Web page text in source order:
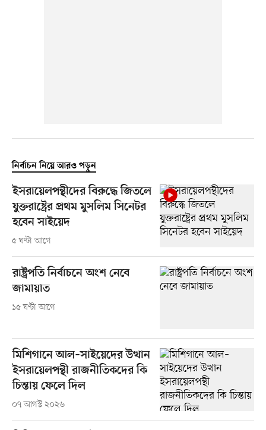
নির্বাচন নিয়ে আরও পড়ুন
ইসরায়েলপন্থীদের বিরুদ্ধে জিতলে
যুক্তরাষ্ট্রের প্রথম মুসলিম সিনেটর
হবেন সাইয়েদ
৫ ঘণ্টা আগে
রাষ্ট্রপতি নির্বাচনে অংশ নেবে
জামায়াত
১৫ ঘণ্টা আগে
মিশিগানে আল–সাইয়েদের উত্থান
ইসরায়েলপন্থী রাজনীতিকদের কি
চিন্তায় ফেলে দিল
০৭ আগস্ট ২০২৬